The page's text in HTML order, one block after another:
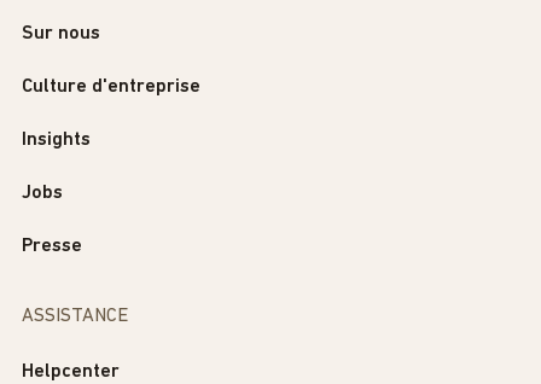
Sur nous
Culture d'entreprise
Insights
Jobs
Presse
ASSISTANCE
Helpcenter